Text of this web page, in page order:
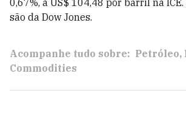
0,67%, a US$ 104,48 por barril na
são da Dow Jones.
Acompanhe tudo sobre: Petróleo
Commodities